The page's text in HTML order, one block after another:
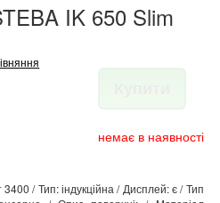
IK 650 Slim
немає в наявності
3400 / Тип: індукційна / Дисплей: є / Тип